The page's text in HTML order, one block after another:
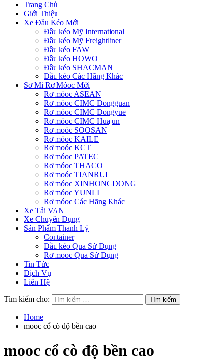
Trang Chủ
Giới Thiệu
Xe Đầu Kéo Mới
Đầu kéo Mỹ International
Đầu kéo Mỹ Freightliner
Đầu kéo FAW
Đầu kéo HOWO
Đầu kéo SHACMAN
Đầu kéo Các Hãng Khác
Sơ Mi Rơ Móoc Mới
Rơ móoc ASEAN
Rơ móoc CIMC Dongguan
Rơ móoc CIMC Dongyue
Rơ móoc CIMC Huajun
Rơ moóc SOOSAN
Rơ móoc KAILE
Rơ moóc KCT
Rơ móoc PATEC
Rơ móoc THACO
Rơ moóc TIANRUI
Rơ móoc XINHONGDONG
Rơ móoc YUNLI
Rơ móoc Các Hãng Khác
Xe Tải VAN
Xe Chuyên Dụng
Sản Phẩm Thanh Lý
Container
Đầu kéo Qua Sử Dụng
Rơ mooc Qua Sử Dụng
Tin Tức
Dịch Vụ
Liên Hệ
Tìm kiếm cho:
Home
mooc cổ cò độ bền cao
mooc cổ cò độ bền cao